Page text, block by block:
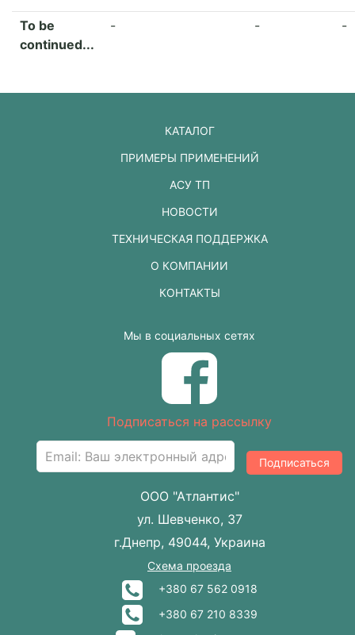
To be
continued...
- - -
КАТАЛОГ
ПРИМЕРЫ ПРИМЕНЕНИЙ
АСУ ТП
НОВОСТИ
ТЕХНИЧЕСКАЯ ПОДДЕРЖКА
О КОМПАНИИ
КОНТАКТЫ
Мы в социальных сетях
Подписаться на рассылку
Подписаться
ООО "Атлантис"
ул. Шевченко, 37
г.Днепр, 49044, Украина
Схема проезда
+380 67 562 0918
+380 67 210 8339